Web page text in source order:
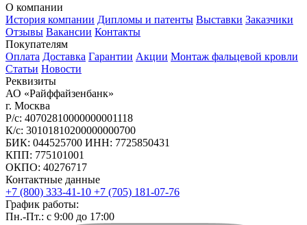
О компании
История компании Дипломы и патенты Выставки Заказчики
Отзывы Вакансии Контакты
Покупателям
Оплата Доставка Гарантии Акции Монтаж фальцевой кровли
Статьи Новости
Реквизиты
АО «Райффайзенбанк»
г. Москва
Р/с: 40702810000000001118
К/с: 30101810200000000700
БИК: 044525700 ИНН: 7725850431
КПП: 775101001
ОКПО: 40276717
Контактные данные
+7 (800) 333-41-10 +7 (705) 181-07-76
График работы:
Пн.-Пт.: с 9:00 до 17:00